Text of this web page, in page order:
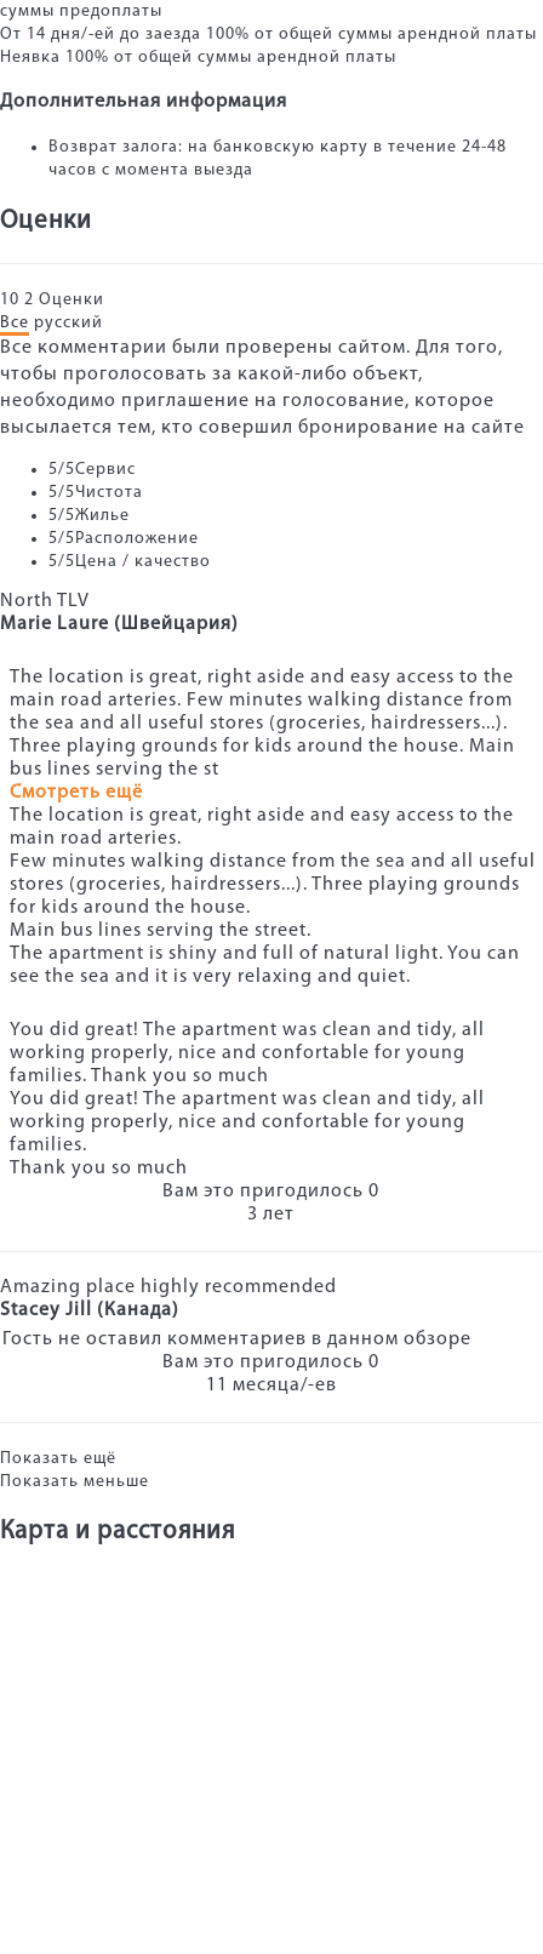
суммы предоплаты
От 14 дня/-ей до заезда 100% от общей суммы арендной платы
Неявка 100% от общей суммы арендной платы
Дополнительная информация
Возврат залога: ​​на банковскую карту в течение 24-48
часов с момента выезда
Оценки
10 2 Оценки
Все русский
Все комментарии были проверены сайтом. Для того,
чтобы проголосовать за какой-либо объект,
необходимо приглашение на голосование, которое
высылается тем, кто совершил бронирование на сайте
5/5Сервис
5/5Чистота
5/5Жилье
5/5 Расположение
5/5 Цена / качество
North TLV
Marie Laure (Швейцария)
The location is great, right aside and easy access to the
main road arteries. Few minutes walking distance from
the sea and all useful stores (groceries, hairdressers...).
Three playing grounds for kids around the house. Main
bus lines serving the st
Смотреть ещё
The location is great, right aside and easy access to the
main road arteries.
Few minutes walking distance from the sea and all useful
stores (groceries, hairdressers...). Three playing grounds
for kids around the house.
Main bus lines serving the street.
The apartment is shiny and full of natural light. You can
see the sea and it is very relaxing and quiet.
You did great! The apartment was clean and tidy, all
working properly, nice and confortable for young
families. Thank you so much
You did great! The apartment was clean and tidy, all
working properly, nice and confortable for young
families.
Thank you so much
Вам это пригодилось 0
3 лет
Amazing place highly recommended
Stacey Jill (Канада)
Гость не оставил комментариев в данном обзоре
Вам это пригодилось 0
11 месяца/-ев
Показать ещё
Показать меньше
Карта и pасстояния